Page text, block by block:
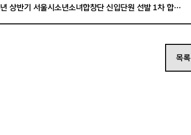
2024년 상반기 서울시소년소녀합창단 신입단원 선발 1차 합격자 공고
목록